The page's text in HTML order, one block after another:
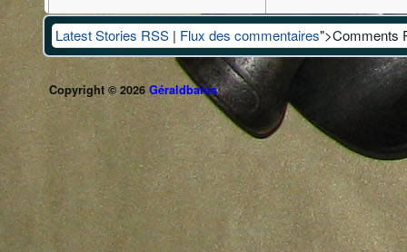
Latest Stories RSS | Flux des commentaires">Comments
Copyright © 2026 Géraldbaios